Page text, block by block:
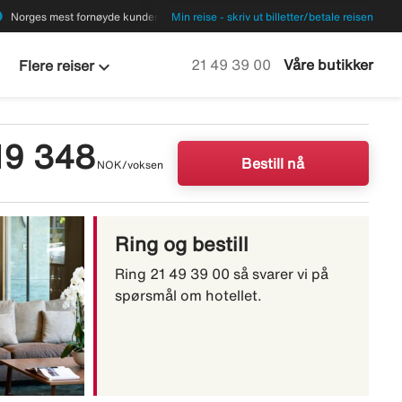
Norges mest fornøyde kunder Min reise - skriv ut billetter/betale reisen
Flere reiserkeyboard_arrow_down Ring oss på
21 49 39 00 Våre butikker
348 NOK/voksen Bestill nå
Ring og bestill
Ring 21 49 39 00 så svarer vi på
spørsmål om hotellet.